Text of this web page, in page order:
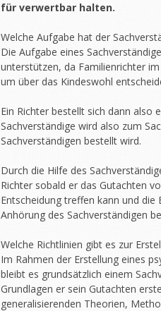
für verwertbar halten.
Welche Aufgabe hat der
Die Aufgabe eines
unterstützen, da Familienrichter
um über das Kindeswohl
Ein Richter bestellt sich dann also
Sachverständige wird also zum
Sachverständigen bestellt wird.
Durch die Hilfe des
Richter sobald er das Gutachten
Entscheidung treffen kann und
Anhörung des Sachverständigen
Welche Richtlinien gibt es zur
Im Rahmen der Erstellung eines
bleibt es grundsätzlich einem
Grundlagen er sein Gutachten
generalisierenden Theorien,